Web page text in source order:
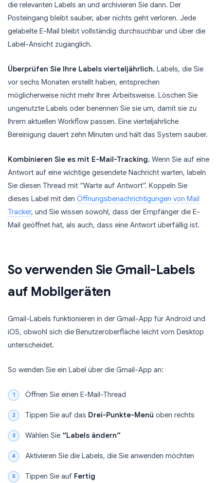
die relevanten Labels an und archivieren Sie dann. Der
Posteingang bleibt sauber, aber nichts geht verloren. Jede
gelabelte E-Mail bleibt vollständig durchsuchbar und über die
Label-Ansicht zugänglich.
Überprüfen Sie Ihre Labels vierteljährlich. Labels, die Sie
vor sechs Monaten erstellt haben, entsprechen
möglicherweise nicht mehr Ihrer Arbeitsweise. Löschen Sie
ungenutzte Labels oder benennen Sie sie um, damit sie zu
Ihrem aktuellen Workflow passen. Eine vierteljährliche
Bereinigung dauert zehn Minuten und hält das System sauber.
Kombinieren Sie es mit E-Mail-Tracking. Wenn Sie auf eine
Antwort auf eine wichtige gesendete Nachricht warten, labeln
Sie diesen Thread mit “Warte auf Antwort”. Koppeln Sie
dieses Label mit den Öffnungsbenachrichtigungen von Mail
Tracker, und Sie wissen sowohl, dass der Empfänger die E-
Mail geöffnet hat, als auch, dass eine Antwort überfällig ist.
So verwenden Sie Gmail-Labels
auf Mobilgeräten
Gmail-Labels funktionieren in der Gmail-App für Android und
iOS, obwohl sich die Benutzeroberfläche leicht vom Desktop
unterscheidet.
So wenden Sie ein Label über die Gmail-App an:
Öffnen Sie einen E-Mail-Thread
Tippen Sie auf das Drei-Punkte-Menü oben rechts
Wählen Sie “Labels ändern”
Aktivieren Sie die Labels, die Sie anwenden möchten
Tippen Sie auf Fertig